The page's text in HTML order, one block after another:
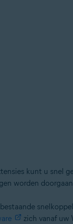
kunt u
worden
zich vanaf uw